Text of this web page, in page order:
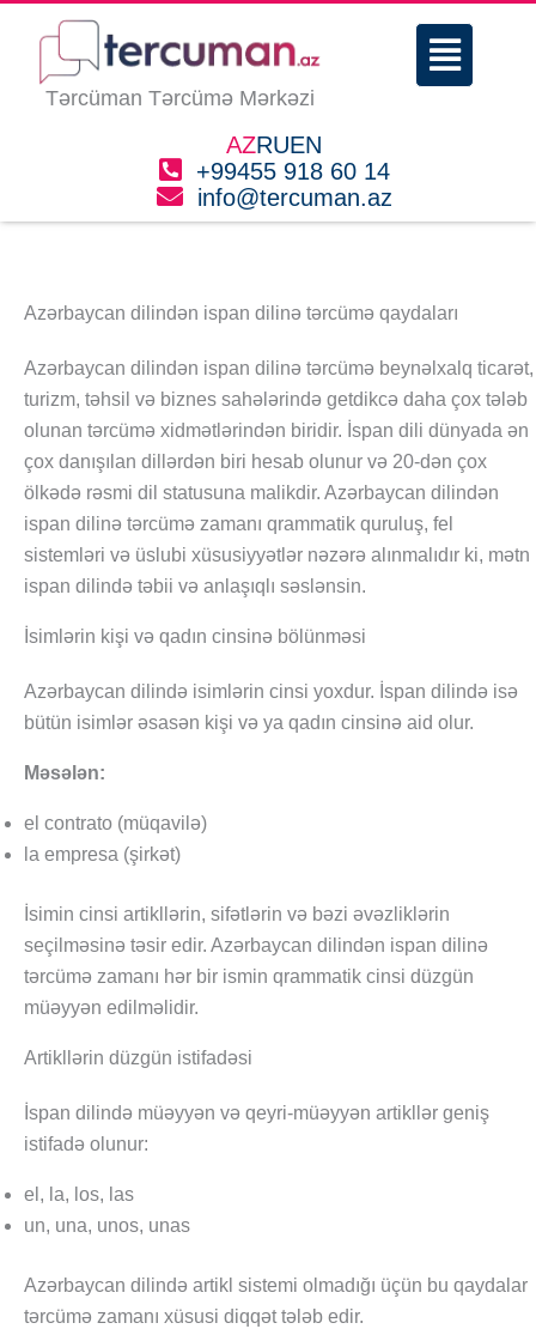
content
Tərcüman Tərcümə Mərkəzi
Menu
AZRUEN
+99455 918 60 14
info@tercuman.az
Azərbaycan dilindən ispan dilinə tərcümə qaydaları
Azərbaycan dilindən ispan dilinə tərcümə beynəlxalq ticarət,
turizm, təhsil və biznes sahələrində getdikcə daha çox tələb
olunan tərcümə xidmətlərindən biridir. İspan dili dünyada ən
çox danışılan dillərdən biri hesab olunur və 20-dən çox
ölkədə rəsmi dil statusuna malikdir. Azərbaycan dilindən
ispan dilinə tərcümə zamanı qrammatik quruluş, fel
sistemləri və üslubi xüsusiyyətlər nəzərə alınmalıdır ki, mətn
ispan dilində təbii və anlaşıqlı səslənsin.
İsimlərin kişi və qadın cinsinə bölünməsi
Azərbaycan dilində isimlərin cinsi yoxdur. İspan dilində isə
bütün isimlər əsasən kişi və ya qadın cinsinə aid olur.
Məsələn:
el contrato (müqavilə)
la empresa (şirkət)
İsimin cinsi artikllərin, sifətlərin və bəzi əvəzliklərin
seçilməsinə təsir edir. Azərbaycan dilindən ispan dilinə
tərcümə zamanı hər bir ismin qrammatik cinsi düzgün
müəyyən edilməlidir.
Artikllərin düzgün istifadəsi
İspan dilində müəyyən və qeyri-müəyyən artikllər geniş
istifadə olunur:
el, la, los, las
un, una, unos, unas
Azərbaycan dilində artikl sistemi olmadığı üçün bu qaydalar
tərcümə zamanı xüsusi diqqət tələb edir.